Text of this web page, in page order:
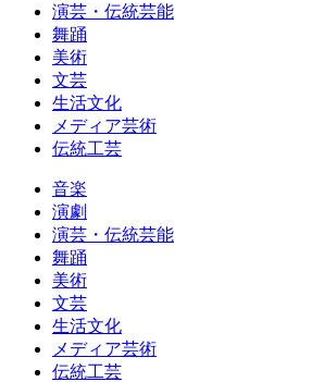
演芸・伝統芸能
舞踊
美術
文芸
生活文化
メディア芸術
伝統工芸
音楽
演劇
演芸・伝統芸能
舞踊
美術
文芸
生活文化
メディア芸術
伝統工芸